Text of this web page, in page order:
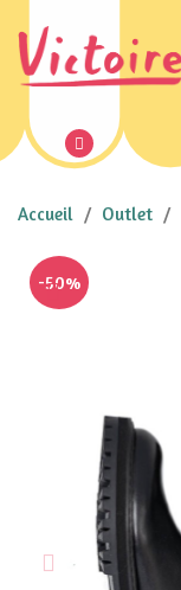
Accueil Outlet
-50%